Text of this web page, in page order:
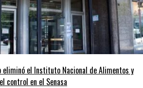
eliminó el Instituto Nacional de Alimentos y
control en el Senasa